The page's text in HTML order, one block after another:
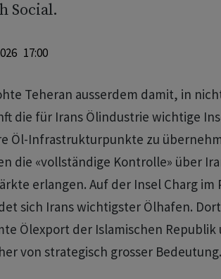
Social.
17:00
Teheran ausserdem damit, in
die für Irans Ölindustrie wichtige
Öl-Infrastrukturpunkte zu
die «vollständige Kontrolle» über
erlangen. Auf der Insel Charg im
sich Irans wichtigster Ölhafen.
Ölexport der Islamischen Republik
von strategisch grosser Bedeutung.